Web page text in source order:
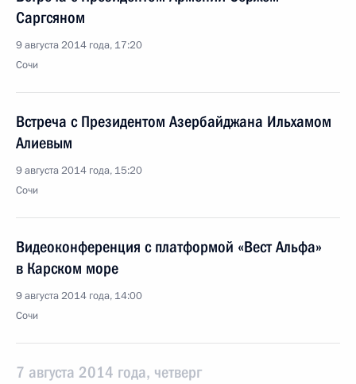
Саргсяном
9 августа 2014 года, 17:20
Сочи
Встреча с Президентом Азербайджана Ильхамом
Алиевым
9 августа 2014 года, 15:20
Сочи
Видеоконференция с платформой «Вест Альфа»
в Карском море
9 августа 2014 года, 14:00
Сочи
7 августа 2014 года, четверг